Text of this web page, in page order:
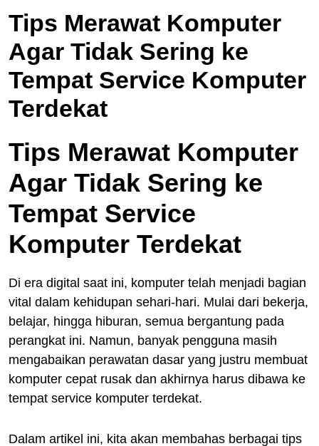
Tips Merawat Komputer
Agar Tidak Sering ke
Tempat Service Komputer
Terdekat
Tips Merawat Komputer
Agar Tidak Sering ke
Tempat Service
Komputer Terdekat
Di era digital saat ini, komputer telah menjadi bagian
vital dalam kehidupan sehari-hari. Mulai dari bekerja,
belajar, hingga hiburan, semua bergantung pada
perangkat ini. Namun, banyak pengguna masih
mengabaikan perawatan dasar yang justru membuat
komputer cepat rusak dan akhirnya harus dibawa ke
tempat service komputer terdekat.
Dalam artikel ini, kita akan membahas berbagai tips